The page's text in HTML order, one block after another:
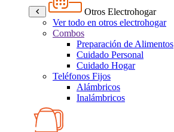
Otros Electrohogar
Ver todo en otros electrohogar
Combos
Preparación de Alimentos
Cuidado Personal
Cuidado Hogar
Teléfonos Fijos
Alámbricos
Inalámbricos